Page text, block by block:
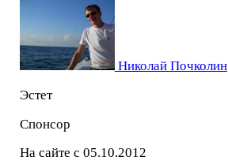
Николай Почколин
Эстет
Спонсор
На сайте с 05.10.2012